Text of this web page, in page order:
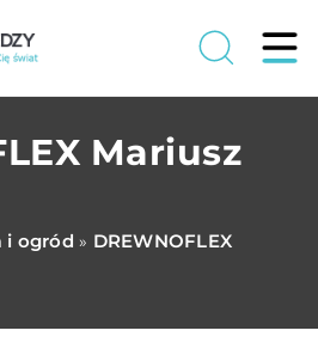
Mariusz
i ogród » DREWNOFLEX